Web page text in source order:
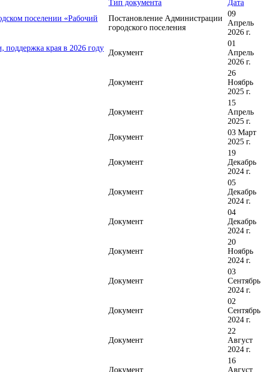
Тип документа
Дата
поселении «Рабочий
Постановление Администрации
городского поселения
09
Апрель
2026 г.
поддержка края в 2026 году
Документ
01
Апрель
2026 г.
Документ
26
Ноябрь
2025 г.
Документ
15
Апрель
2025 г.
Документ
03 Март
2025 г.
Документ
19
Декабрь
2024 г.
Документ
05
Декабрь
2024 г.
Документ
04
Декабрь
2024 г.
Документ
20
Ноябрь
2024 г.
Документ
03
Сентябрь
2024 г.
Документ
02
Сентябрь
2024 г.
Документ
22
Август
2024 г.
Документ
16
Август